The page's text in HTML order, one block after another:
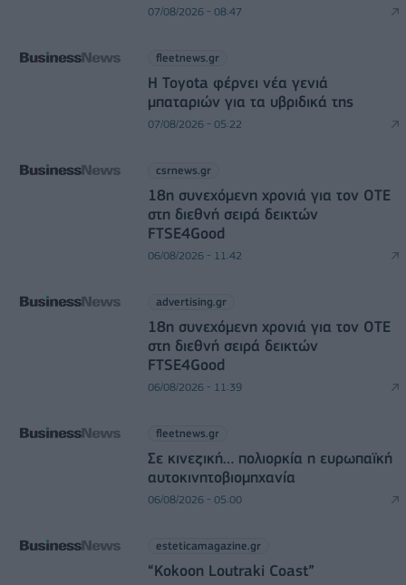
07/08/2026 - 08:47
fleetnews.gr
Η Toyota φέρνει νέα γενιά
μπαταριών για τα υβριδικά της
07/08/2026 - 05:22
csrnews.gr
18η συνεχόμενη χρονιά για τον ΟΤΕ
στη διεθνή σειρά δεικτών
FTSE4Good
06/08/2026 - 11:42
advertising.gr
18η συνεχόμενη χρονιά για τον ΟΤΕ
στη διεθνή σειρά δεικτών
FTSE4Good
06/08/2026 - 11:39
fleetnews.gr
Σε κινεζική… πολιορκία η ευρωπαϊκή
αυτοκινητοβιομηχανία
06/08/2026 - 05:00
esteticamagazine.gr
“Kokoon Loutraki Coast”